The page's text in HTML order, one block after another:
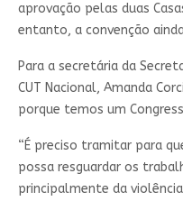
aprovação pelas duas
entanto, a convenção
Para a secretária da
CUT Nacional, Amanda
porque temos um
“É preciso tramitar para
possa resguardar os
principalmente da